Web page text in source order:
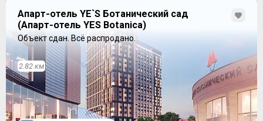
Апарт-отель YE`S Ботанический сад
(Апарт-отель YES Botanica)
Объект сдан. Всё распродано.
2.82 км